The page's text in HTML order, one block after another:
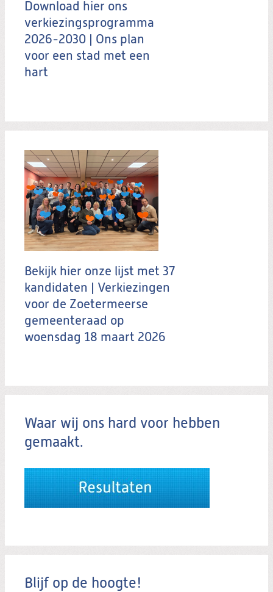
Download hier ons
verkiezingsprogramma
2026-2030 | Ons plan
voor een stad met een
hart
Bekijk hier onze lijst met 37
kandidaten | Verkiezingen
voor de Zoetermeerse
gemeenteraad op
woensdag 18 maart 2026
Waar wij ons hard voor hebben
gemaakt.
Blijf op de hoogte!